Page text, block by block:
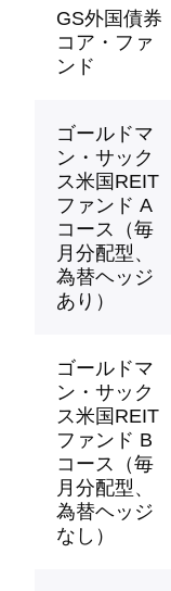
GS外国債券
コア・ファ
ンド
ゴールドマ
ン・サック
ス米国REIT
ファンド A
コース（毎
月分配型、
為替ヘッジ
あり）
ゴールドマ
ン・サック
ス米国REIT
ファンド B
コース（毎
月分配型、
為替ヘッジ
なし）